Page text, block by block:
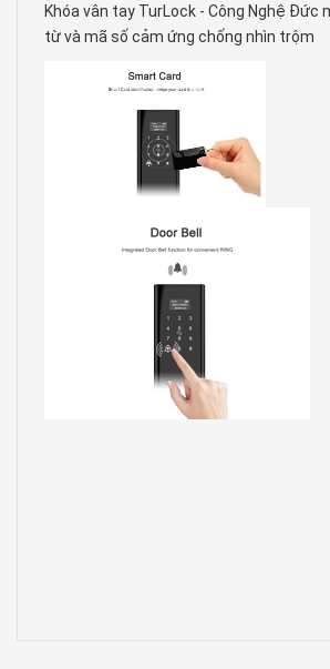
Khóa vân tay TurLock - Công Nghệ Đức
từ và mã số cảm ứng chống nhìn trộm